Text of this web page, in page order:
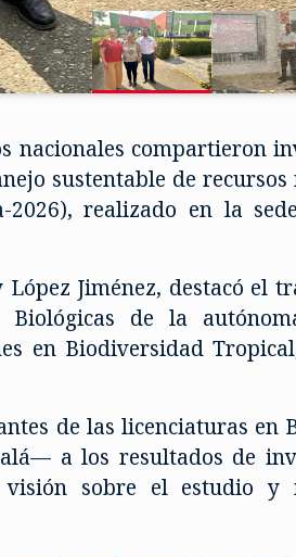
nacionales compartieron
sustentable de
2026), realizado en la
Jiménez, destacó el
de la
en Biodiversidad
de las licenciaturas
a los resultados de
sobre el estudio y